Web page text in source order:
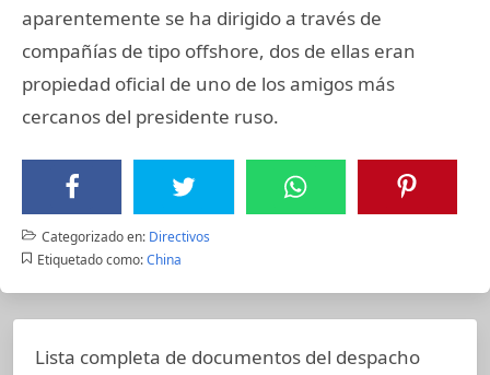
aparentemente se ha dirigido a través de
compañías de tipo offshore, dos de ellas eran
propiedad oficial de uno de los amigos más
cercanos del presidente ruso.
Categorizado en: Directivos
Etiquetado como: China
Lista completa de documentos del despacho